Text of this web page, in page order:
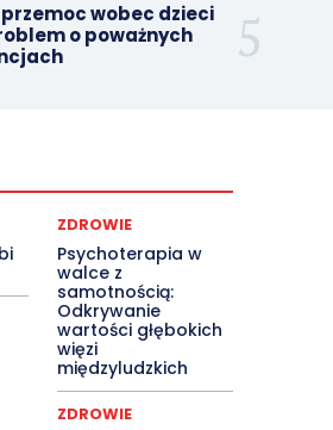
wobec dzieci
o poważnych
ZDROWIE
Psychoterapia w
walce z
samotnością:
Odkrywanie
wartości głębokich
więzi
międzyludzkich
ZDROWIE